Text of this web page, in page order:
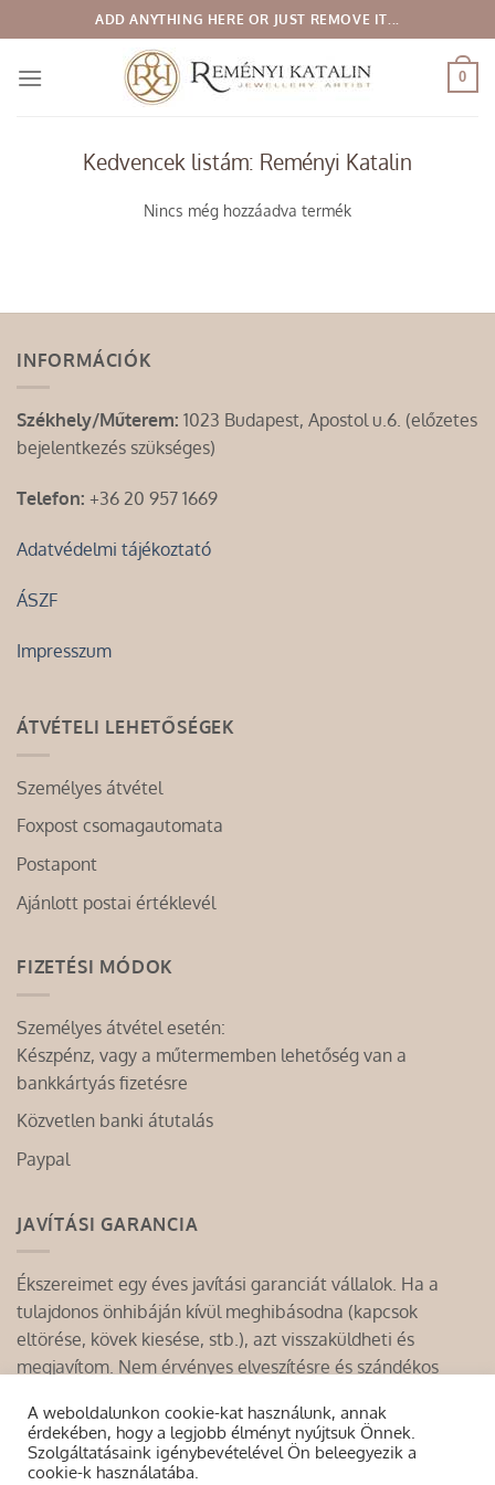
to
content
ADD ANYTHING HERE OR JUST REMOVE IT...
0
Kedvencek listám: Reményi Katalin
Nincs még hozzáadva termék
INFORMÁCIÓK
Székhely/Műterem: 1023 Budapest, Apostol u.6. (előzetes
bejelentkezés szükséges)
Telefon: +36 20 957 1669
Adatvédelmi tájékoztató
ÁSZF
Impresszum
ÁTVÉTELI LEHETŐSÉGEK
Személyes átvétel
Foxpost csomagautomata
Postapont
Ajánlott postai értéklevél
FIZETÉSI MÓDOK
Személyes átvétel esetén:
Készpénz, vagy a műtermemben lehetőség van a
bankkártyás fizetésre
Közvetlen banki átutalás
Paypal
JAVÍTÁSI GARANCIA
Ékszereimet egy éves javítási garanciát vállalok. Ha a
tulajdonos önhibáján kívül meghibásodna (kapcsok
eltörése, kövek kiesése, stb.), azt visszaküldheti és
megjavítom. Nem érvényes elveszítésre és szándékos
A weboldalunkon cookie-kat használunk, annak
érdekében, hogy a legjobb élményt nyújtsuk Önnek.
Szolgáltatásaink igénybevételével Ön beleegyezik a
cookie-k használatába.